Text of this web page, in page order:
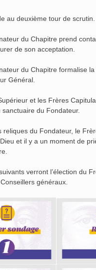
au deuxième tour de scrutin.
du Chapitre prend
de son acceptation.
du Chapitre formalise
Général.
et les Frères
sanctuaire du Fondateur.
reliques du Fondateur, le
et il y a un moment de
verront l’élection du
généraux.